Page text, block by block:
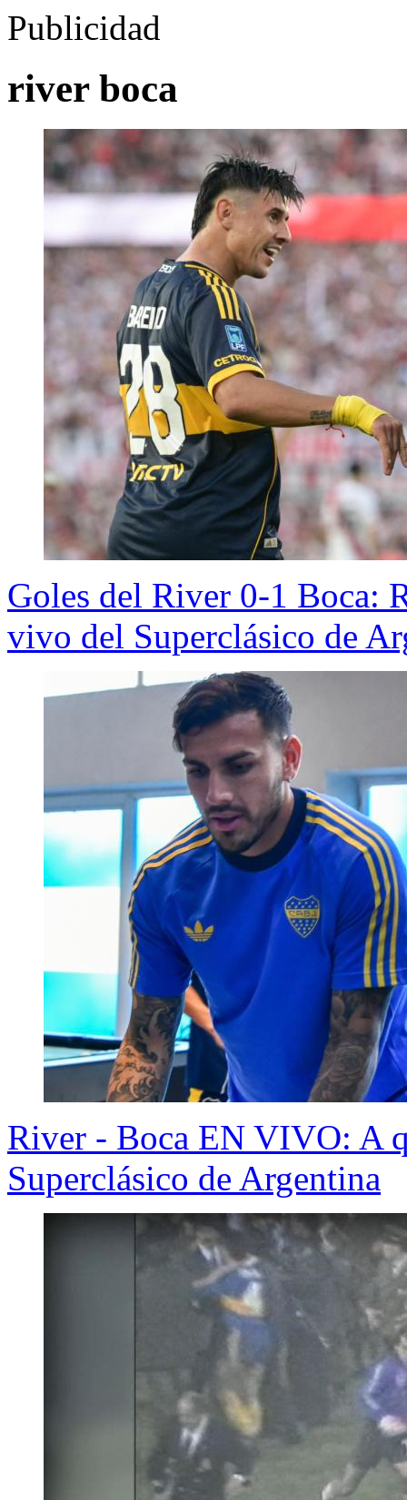
Publicidad
river boca
Goles del River 0-1 Boca:
vivo del Superclásico de
River - Boca EN VIVO: A
Superclásico de Argentina